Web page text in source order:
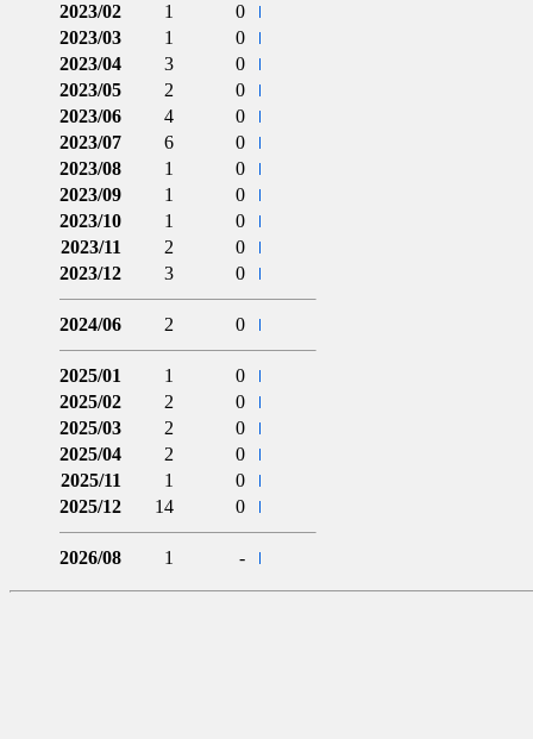
2023/02
1
0
2023/03
1
0
2023/04
3
0
2023/05
2
0
2023/06
4
0
2023/07
6
0
2023/08
1
0
2023/09
1
0
2023/10
1
0
2023/11
2
0
2023/12
3 0
2024/06 2 0
2025/01 1
0
2025/02
2
0
2025/03
2
0
2025/04
2
0
2025/11
1
0
2025/12
14 0
2026/08 1 -